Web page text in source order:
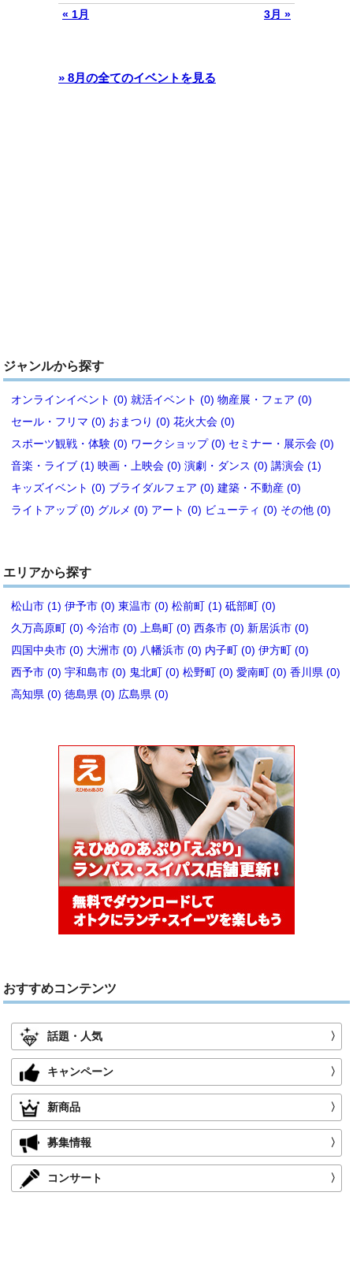
« 1月 3月 »
» 8月の全てのイベントを見る
ジャンルから探す
オンラインイベント (0) 就活イベント (0) 物産展・フェア (0)
セール・フリマ (0) おまつり (0) 花火大会 (0)
スポーツ観戦・体験 (0) ワークショップ (0) セミナー・展示会 (0)
音楽・ライブ (1) 映画・上映会 (0) 演劇・ダンス (0) 講演会 (1)
キッズイベント (0) ブライダルフェア (0) 建築・不動産 (0)
ライトアップ (0) グルメ (0) アート (0) ビューティ (0) その他 (0)
エリアから探す
松山市 (1) 伊予市 (0) 東温市 (0) 松前町 (1) 砥部町 (0)
久万高原町 (0) 今治市 (0) 上島町 (0) 西条市 (0) 新居浜市 (0)
四国中央市 (0) 大洲市 (0) 八幡浜市 (0) 内子町 (0) 伊方町 (0)
西予市 (0) 宇和島市 (0) 鬼北町 (0) 松野町 (0) 愛南町 (0) 香川県 (0)
高知県 (0) 徳島県 (0) 広島県 (0)
おすすめコンテンツ
話題・人気 〉
キャンペーン 〉
新商品 〉
募集情報 〉
コンサート 〉